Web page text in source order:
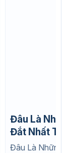
Đâu Là
Đắt Nhất
Nào Cũng
Đâu Là Những